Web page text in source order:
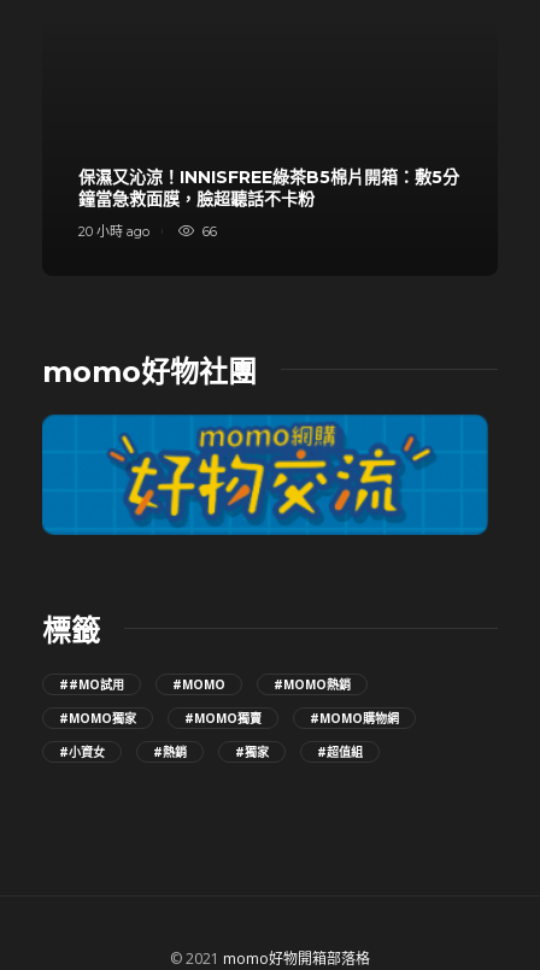
保濕又沁涼！INNISFREE綠茶B5棉片開箱：敷5分
鐘當急救面膜，臉超聽話不卡粉
20 小時 ago 66
momo好物社團
標籤
##MO試用 #MOMO
#MOMO熱銷
#MOMO獨家
#MOMO獨賣
#MOMO購物網
#小資女
#熱銷 #獨家 #超值組
© 2021 momo好物開箱部落格